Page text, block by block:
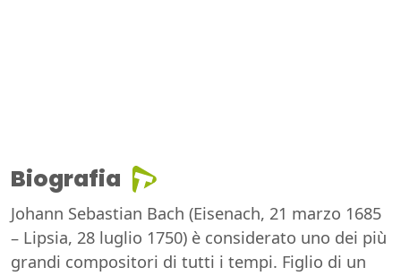
Biografia
Johann Sebastian Bach (Eisenach, 21 marzo 1685
– Lipsia, 28 luglio 1750) è considerato uno dei più
grandi compositori di tutti i tempi. Figlio di un